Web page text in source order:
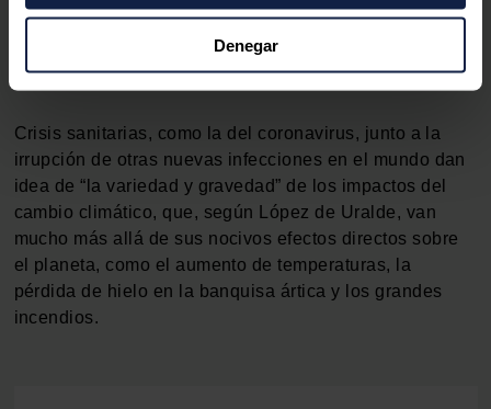
Si lo permite, también quisiéramos:
Recopilar información sobre su ubicación
geográfica que puede tener una precisión de varios
Identificar su dispositivo analizándolo activamente
para buscar características específicas (huellas
digitales)
Obtenga más información sobre cómo se procesan sus
datos personales y establezca sus preferencias en la
sección de datos
. Puede cambiar o retirar su
consentimiento en cualquier momento en la Declaración
Denegar
“¿A qué esperamos para acelerar la lucha contra la
crisis ecológica?”, se pregunta preocupado el diputado
ecologista.
Crisis sanitarias, como la del coronavirus, junto a la
irrupción de otras nuevas infecciones en el mundo dan
idea de “la variedad y gravedad” de los impactos del
cambio climático, que, según López de Uralde, van
mucho más allá de sus nocivos efectos directos sobre
el planeta, como el aumento de temperaturas, la
pérdida de hielo en la banquisa ártica y los grandes
incendios.